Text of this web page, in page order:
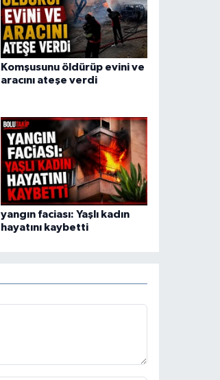
Komşusunu öldürüp evini ve
aracını ateşe verdi
yangın faciası: Yaşlı kadın
hayatını kaybetti